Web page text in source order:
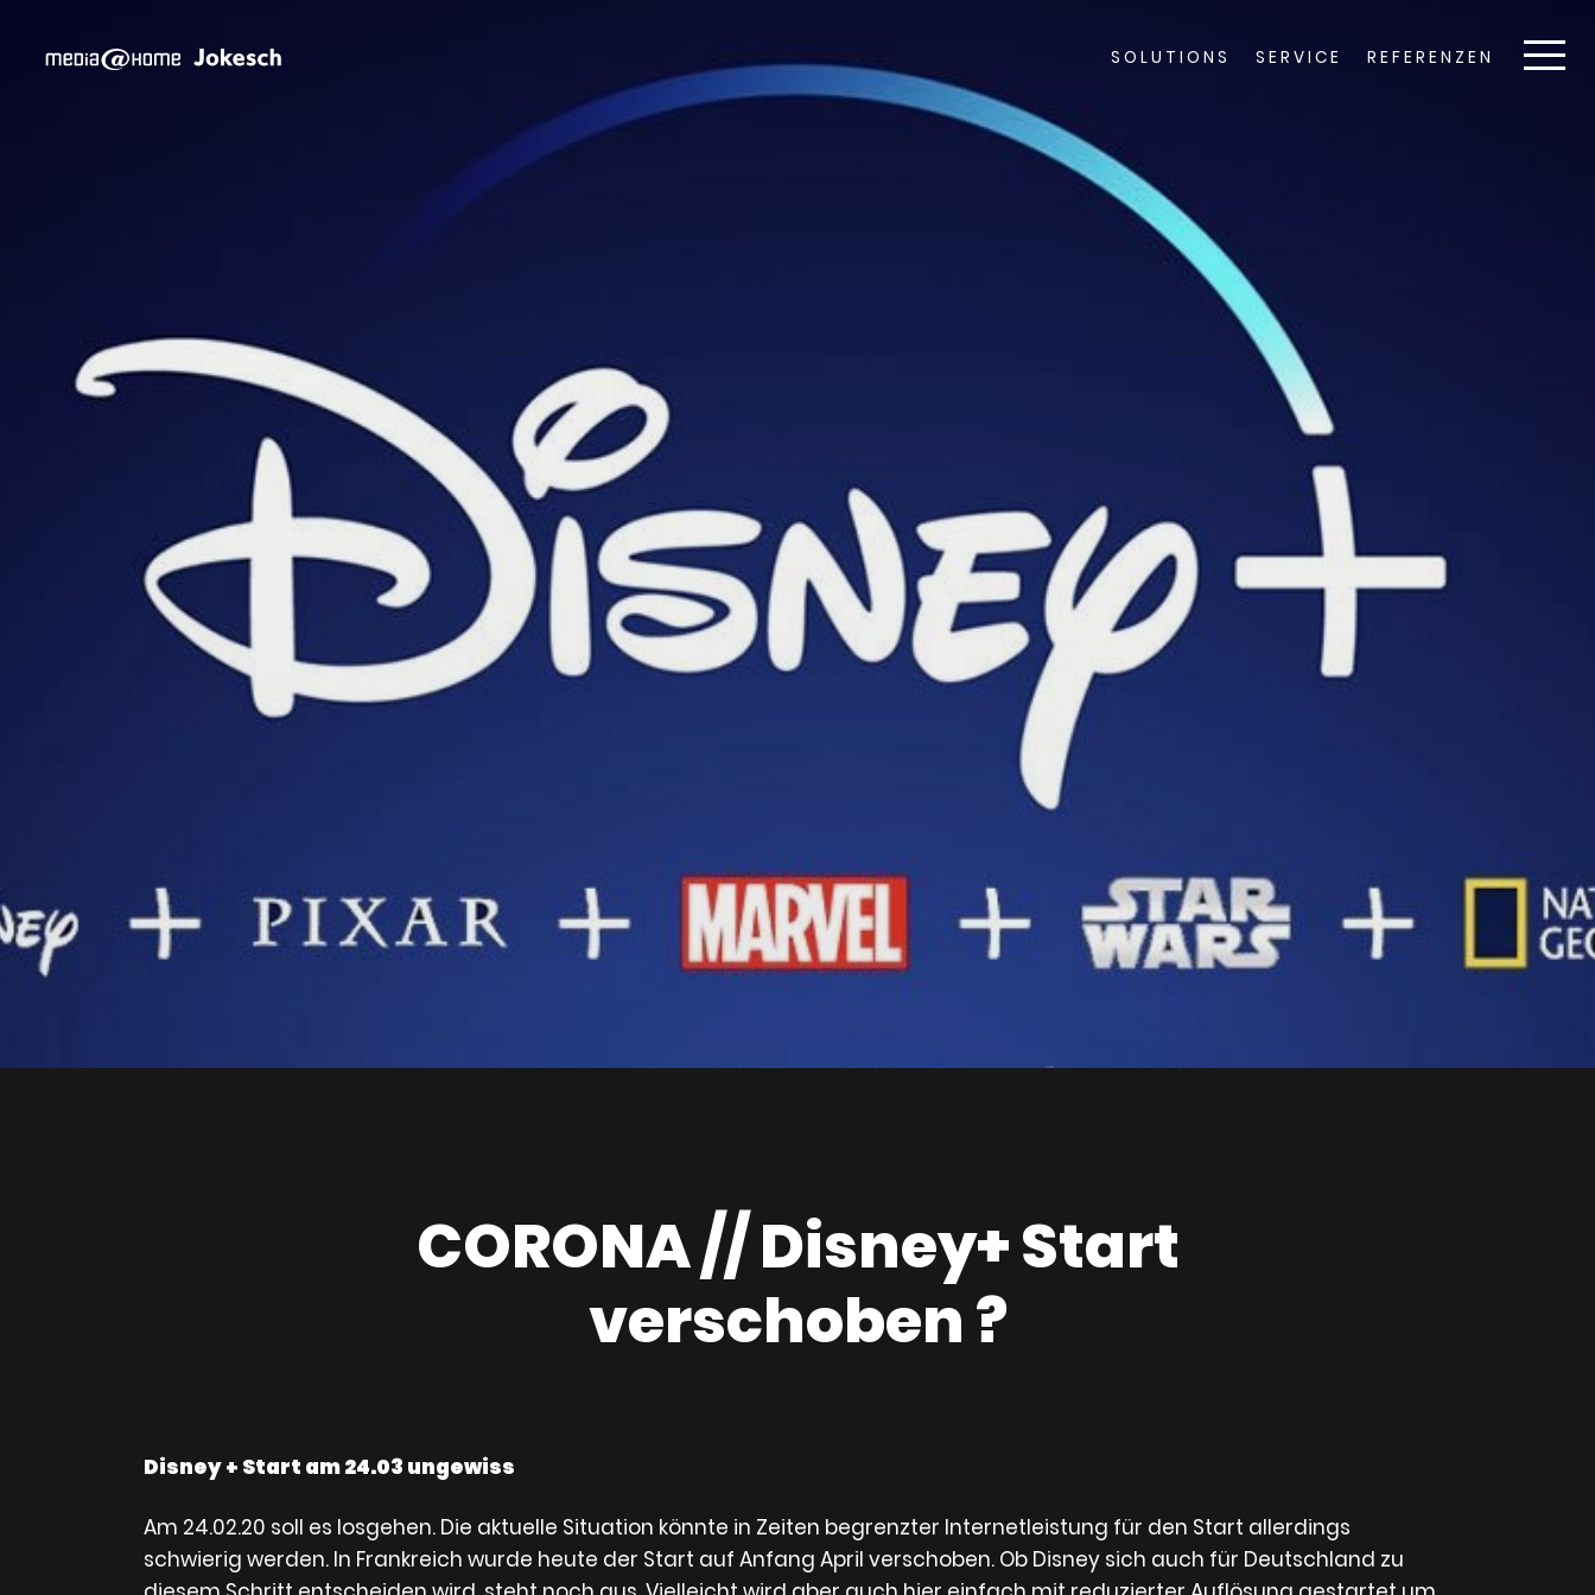
SOLUTIONS SERVICE REFERENZEN
CORONA // Disney+ Start
verschoben ?
Disney + Start am 24.03 ungewiss
Am 24.02.20 soll es losgehen. Die aktuelle Situation könnte in Zeiten begrenzter Internetleistung für den Start allerdings
schwierig werden. In Frankreich wurde heute der Start auf Anfang April verschoben. Ob Disney sich auch für Deutschland zu